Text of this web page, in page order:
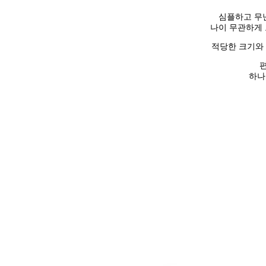
심플하고 무
나이 무관하게
적당한 크기
하